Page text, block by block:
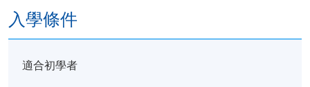
入學條件
適合初學者